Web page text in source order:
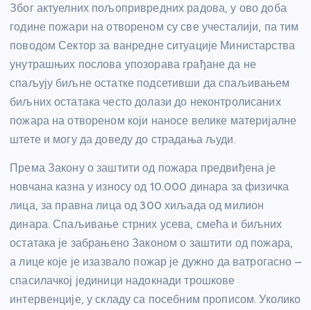
Због актуелних пољопривредних радова, у ово доба
године пожари на отвореном су све учесталији, па тим
поводом Сектор за ванредне ситуације Министарства
унутрашњих послова упозорава грађане да не
спаљују биљне остатке подсетивши да спаљивањем
биљних остатака често долази до неконтролисаних
пожара на отвореном који наносе велике материјалне
штете и могу да доведу до страдања људи.
Према Закону о заштити од пожара предвиђена је
новчана казна у износу од 10.000 динара за физичка
лица, за правна лица од 300 хиљада од милион
динара. Спаљивање стрних усева, смећа и биљних
остатака је забрањено Законом о заштити од пожара,
а лице које је изазвало пожар је дужно да ватрогасно –
спасилачкој јединици надокнади трошкове
интервенције, у складу са посебним прописом. Уколико